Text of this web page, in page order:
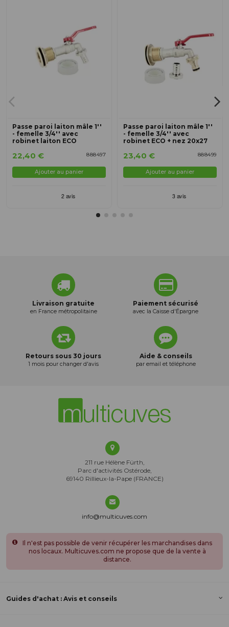
Passe paroi laiton mâle 1''
- femelle 3/4'' avec
robinet laiton ECO
888497
22,40 €
Ajouter au panier
Passe paroi laiton mâle 1''
- femelle 3/4'' avec
robinet ECO + nez 20x27
888499
23,40 €
Ajouter au panier
Livraison gratuite
en France métropolitaine
Paiement sécurisé
avec la Caisse d'Épargne
Retours sous 30 jours
1 mois pour changer d'avis
Aide & conseils
par email et téléphone
211 rue Hélène Fürth,
Parc d'activités Ostérode,
69140 Rillieux-la-Pape (FRANCE)
info@multicuves.com
Il n'est pas possible de venir récupérer les marchandises dans
nos locaux. Multicuves.com ne propose que de la vente à
distance.
Guides d'achat : Avis et conseils